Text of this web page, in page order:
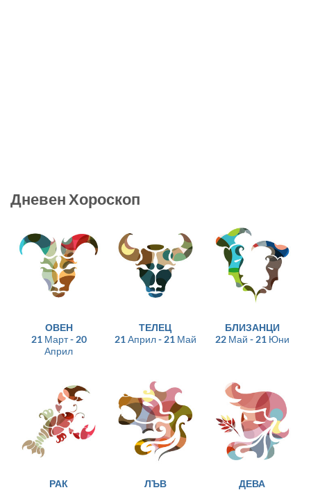
Дневен Хороскоп
ОВЕН
21 Март - 20
Април
ТЕЛЕЦ
21 Април - 21 Май
БЛИЗАНЦИ
22 Май - 21 Юни
РАК
ЛЪВ
ДЕВА